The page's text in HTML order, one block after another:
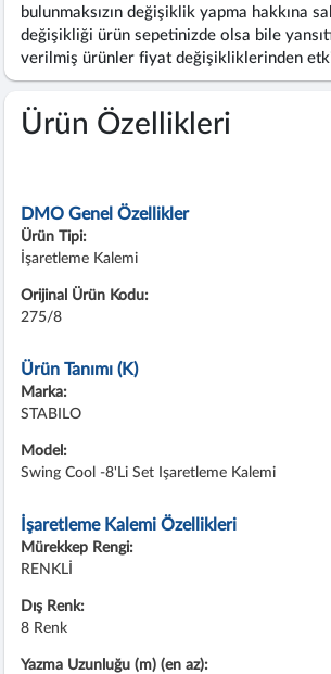
bulunmaksızın değişiklik yapma hakkına
değişikliği ürün sepetinizde olsa bile
verilmiş ürünler fiyat değişikliklerinden
Ürün Özellikleri
DMO Genel Özellikler
Ürün Tipi:
İşaretleme Kalemi
Orijinal Ürün Kodu:
275/8
Ürün Tanımı (K)
Marka:
STABILO
Model:
Swing Cool -8'li Set Işaretleme Kalemi
İşaretleme Kalemi Özellikleri
Mürekkep Rengi:
RENKLİ
Dış Renk:
8 Renk
Yazma Uzunluğu (m) (en az):